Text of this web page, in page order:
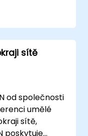
sítě
od společnosti
umělé
sítě,
poskytuje